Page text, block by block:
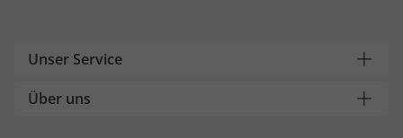
Unser Service
Über uns